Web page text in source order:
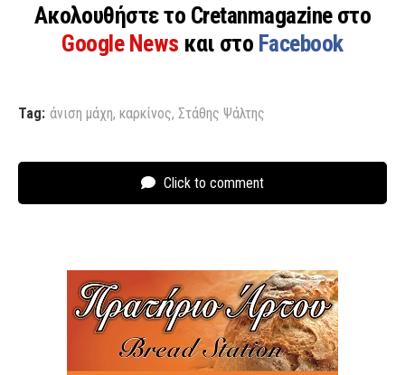
Ακολουθήστε το Cretanmagazine στο
Google News και στο Facebook
Tag: άνιση μάχη, καρκίνος, Στάθης Ψάλτης
Click to comment